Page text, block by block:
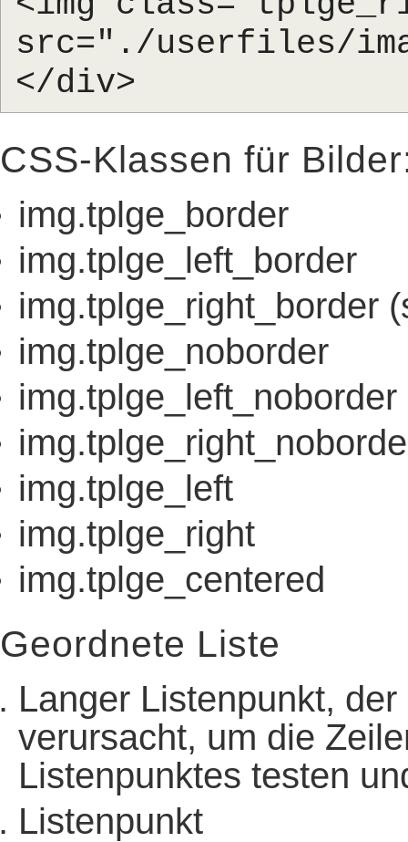
src="./userfiles/
</div>
CSS-Klassen für
img.tplge_border
img.tplge_left_border
img.tplge_right_border
img.tplge_noborder
img.tplge_left_noborder
img.tplge_left
img.tplge_right
img.tplge_centered
Geordnete Liste
Langer Listenpunkt,
verursacht, um die
Listenpunktes testen
Listenpunkt